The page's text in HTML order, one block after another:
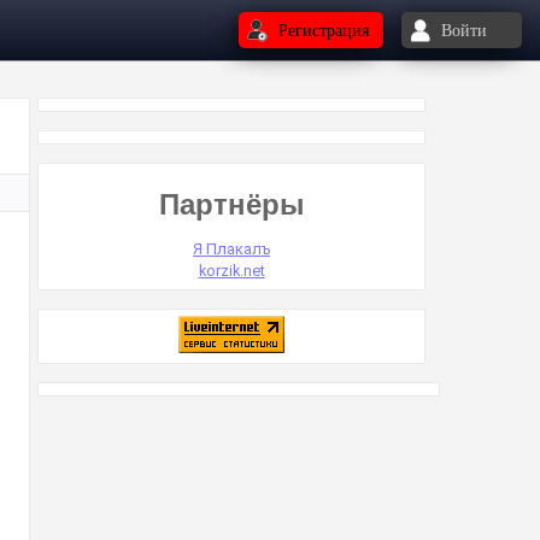
Регистрация Войти
Партнёры
Я Плакалъ
korzik.net